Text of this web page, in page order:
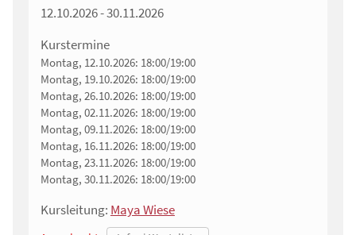
12.10.2026 - 30.11.2026
Kurstermine
Montag, 12.10.2026: 18:00/19:00
Montag, 19.10.2026: 18:00/19:00
Montag, 26.10.2026: 18:00/19:00
Montag, 02.11.2026: 18:00/19:00
Montag, 09.11.2026: 18:00/19:00
Montag, 16.11.2026: 18:00/19:00
Montag, 23.11.2026: 18:00/19:00
Montag, 30.11.2026: 18:00/19:00
Kursleitung: Maya Wiese